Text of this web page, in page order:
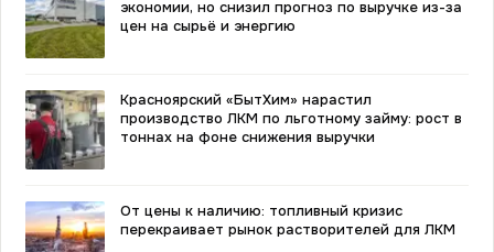
экономии, но снизил прогноз по выручке из-за
цен на сырьё и энергию
Красноярский «БытХим» нарастил
производство ЛКМ по льготному займу: рост в
тоннах на фоне снижения выручки
От цены к наличию: топливный кризис
перекраивает рынок растворителей для ЛКМ